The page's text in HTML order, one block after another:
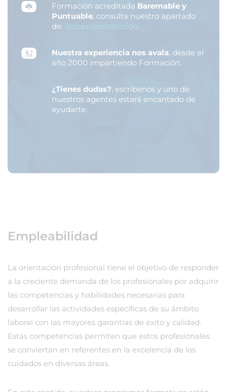
Formación acreditada Baremable y
Puntuable, consulta nuestro apartado
de: Bolsas contratación.
Nuestra experiencia nos avala, desde el
año 2000 impartiendo Formación.
¿Tienes dudas?, escríbenos y uno de
nuestros agentes estará encantado de
ayudarte.
Empleabilidad
La orientación profesional tiene el objetivo de responder
a la creciente demanda de los profesionales por adquirir
las competencias y habilidades necesarias para
desarrollar las actividades específicas de su ámbito
laboral con las mayores garantías de éxito y calidad.
Estas competencias permiten que estos profesionales
se conviertan en referentes en la excelencia de los
cuidados en diversas áreas.